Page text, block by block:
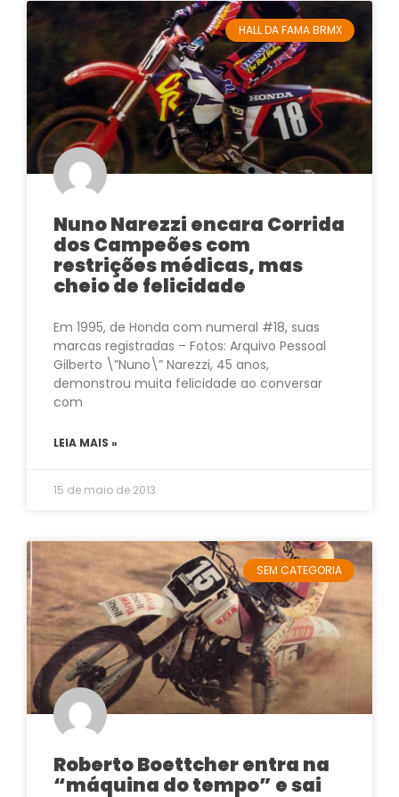
HALL DA FAMA BRMX
Nuno Narezzi encara Corrida
dos Campeões com
restrições médicas, mas
cheio de felicidade
Em 1995, de Honda com numeral #18, suas
marcas registradas – Fotos: Arquivo Pessoal
Gilberto \”Nuno\” Narezzi, 45 anos,
demonstrou muita felicidade ao conversar
com
LEIA MAIS »
15 de maio de 2013
SEM CATEGORIA
Roberto Boettcher entra na
“máquina do tempo” e sai